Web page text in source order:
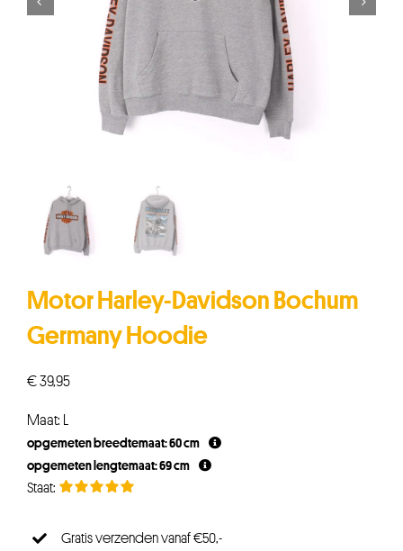
Motor Harley-Davidson Bochum
Germany Hoodie
€39,95
Maat: L
opgemeten breedtemaat: 60 cm
opgemeten lengtemaat: 69 cm
Gratis verzenden vanaf €50,-